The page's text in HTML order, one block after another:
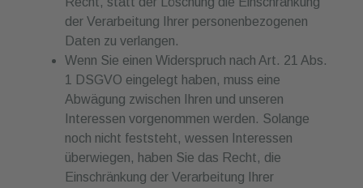
der Verarbeitung Ihrer personenbezogenen
Daten zu verlangen.
Wenn Sie einen Widerspruch nach Art. 21 Abs.
1 DSGVO eingelegt haben, muss eine
Abwägung zwischen Ihren und unseren
Interessen vorgenommen werden. Solange
noch nicht feststeht, wessen Interessen
überwiegen, haben Sie das Recht, die
Einschränkung der Verarbeitung Ihrer